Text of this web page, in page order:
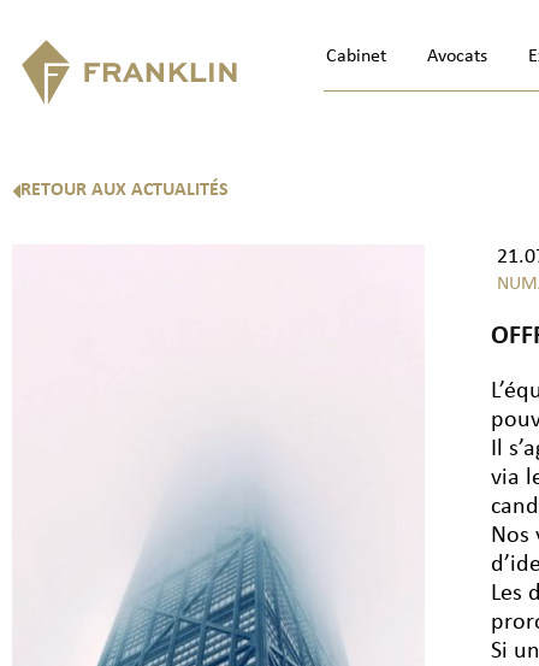
Cabinet Avocats
RETOUR AUX ACTUALITÉS
Il
via
Nos
Les
Si